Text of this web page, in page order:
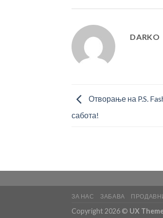
DARKO
Отворање на P.S.
сабота!
ЗА НАС ЗАБАВА
Copyright 2026 © UX